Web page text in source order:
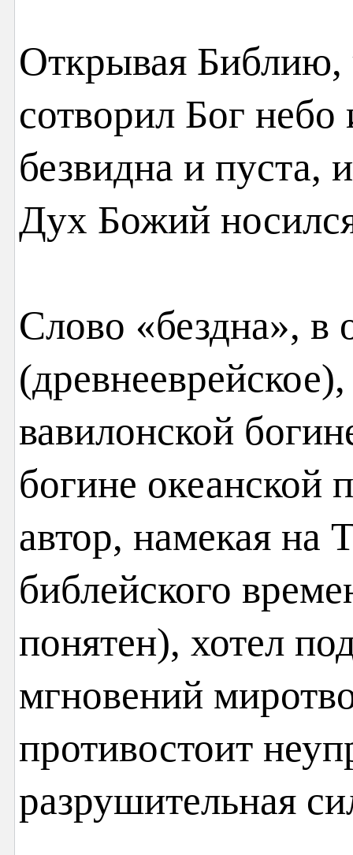
Открывая Библию,
сотворил Бог
безвидна и пуста,
Дух Божий
Слово «бездна»,
вавилонской
богине океанской
автор, намекая на
библейского
понятен), хотел
мгновений
противостоит
разрушительная